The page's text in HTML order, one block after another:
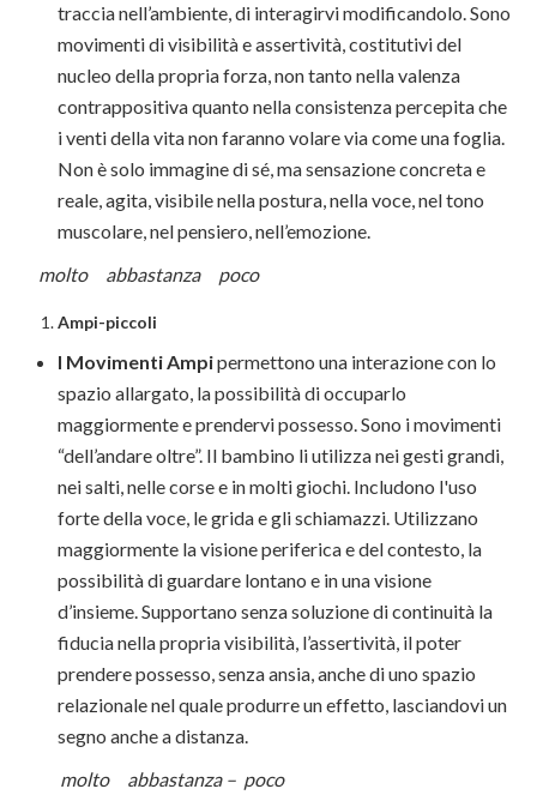
traccia nell’ambiente, di interagirvi modificandolo. Sono
movimenti di visibilità e assertività, costitutivi del
nucleo della propria forza, non tanto nella valenza
contrappositiva quanto nella consistenza percepita che
i venti della vita non faranno volare via come una foglia.
Non è solo immagine di sé, ma sensazione concreta e
reale, agita, visibile nella postura, nella voce, nel tono
muscolare, nel pensiero, nell’emozione.
molto abbastanza poco
Ampi-piccoli
I Movimenti Ampipermettono una interazione con lo
spazio allargato, la possibilità di occuparlo
maggiormente e prendervi possesso. Sono i movimenti
“dell’andare oltre”. Il bambino li utilizza nei gesti grandi,
nei salti, nelle corse e in molti giochi. Includono l'uso
forte della voce, le grida e gli schiamazzi. Utilizzano
maggiormente la visione periferica e del contesto, la
possibilità di guardare lontano e in una visione
d’insieme. Supportano senza soluzione di continuità la
fiducia nella propria visibilità, l’assertività, il poter
prendere possesso, senza ansia, anche di uno spazio
relazionale nel quale produrre un effetto, lasciandovi un
segno anche a distanza.
molto abbastanza – poco